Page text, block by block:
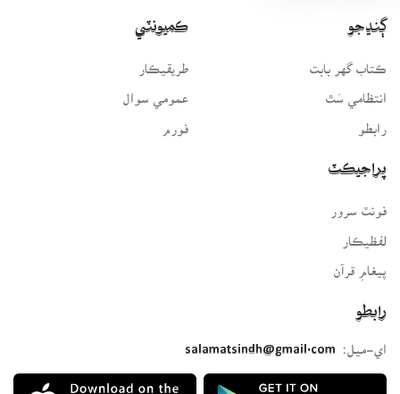
ڳنڍجو
ڪتاب گهر بابت
انتظامي سَٿ
رابطو
ڪميونٽي
طريقيڪار
عمومي سوال
فورم
پراجيڪٽ
فونٽ سرور
لفظيڪار
پيغامِ قرآن
رابطو
اي-ميل:
salamatsindh@gmail.com